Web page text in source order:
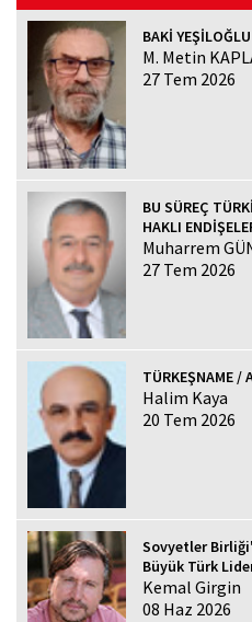
BAKİ YEŞİLOĞLU
M. Metin
27 Tem 2026
BU SÜREÇ
HAKLI
Muharrem
27 Tem 2026
TÜRKEŞNAME /
Halim Kaya
20 Tem 2026
Sovyetler
Büyük Türk
Kemal Girgin
08 Haz 2026